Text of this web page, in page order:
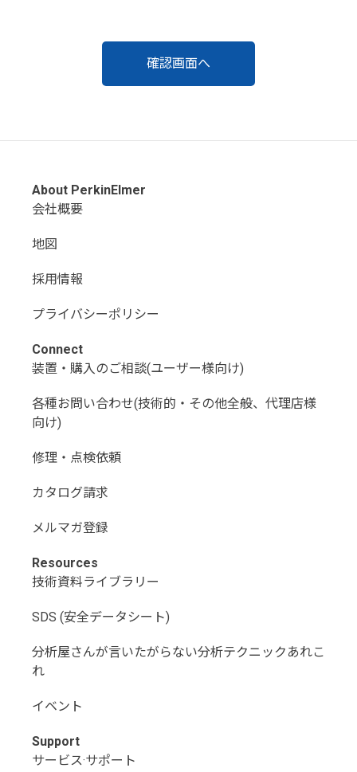
About PerkinElmer
会社概要
地図
採用情報
プライバシーポリシー
Connect
装置・購入のご相談(ユーザー様向け)
各種お問い合わせ(技術的・その他全般、代理店様
向け)
修理・点検依頼
カタログ請求
メルマガ登録
Resources
技術資料ライブラリー
SDS (安全データシート)
分析屋さんが言いたがらない分析テクニックあれこ
れ
イベント
Support
サービス·サポート